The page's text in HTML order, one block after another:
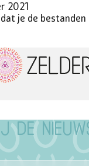
2021
je de
de